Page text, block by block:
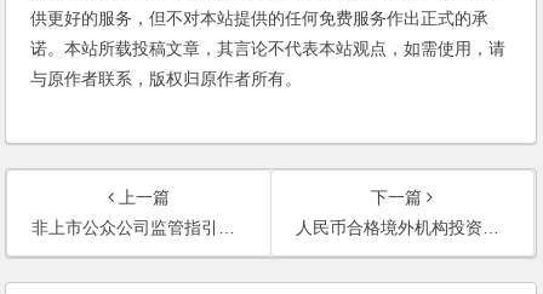
供更好的服务，但不对本站提供的任何免费服务作出正式的承
诺。本站所载投稿文章，其言论不代表本站观点，如需使用，请
与原作者联系，版权归原作者所有。
上一篇
非上市公众公司监管指引第2号——申请文件
下一篇
人民币合格境外机构投资者境内证券投资试点办法